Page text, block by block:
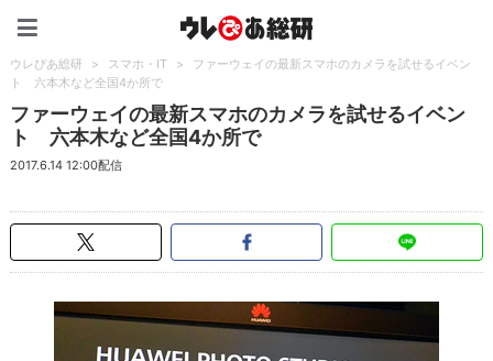
ウレぴあ総研 > スマホ・IT >
ファーウェイの最新スマホのカメラを試せるイベン
ト 六本木など全国4か所で
ファーウェイの最新スマホのカメラを試せるイベン
ト 六本木など全国4か所で
2017.6.14 12:00配信